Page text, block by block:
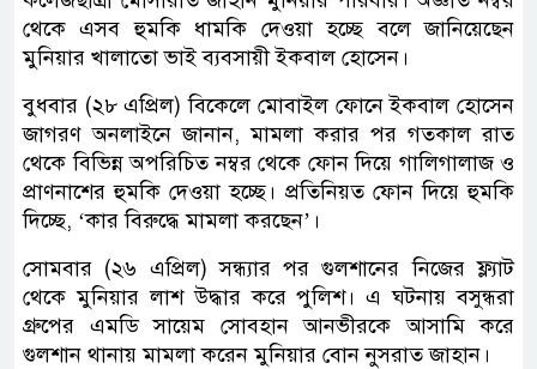
থেকে এসব হুমকি ধামকি দেওয়া হচ্ছে বলে জানিয়েছেন
মুনিয়ার খালাতো ভাই ব্যবসায়ী ইকবাল হোসেন।
বুধবার (২৮ এপ্রিল) বিকেলে মোবাইল ফোনে ইকবাল হোসেন
জাগরণ অনলাইনে জানান, মামলা করার পর গতকাল রাত
থেকে বিভিন্ন অপরিচিত নম্বর থেকে ফোন দিয়ে গালিগালাজ ও
প্রাণনাশের হুমকি দেওয়া হচ্ছে। প্রতিনিয়ত ফোন দিয়ে হুমকি
দিচ্ছে, ‘কার বিরুদ্ধে মামলা করছেন’।
সোমবার (২৬ এপ্রিল) সন্ধ্যার পর গুলশানের নিজের ফ্ল্যাট
থেকে মুনিয়ার লাশ উদ্ধার করে পুলিশ। এ ঘটনায় বসুন্ধরা
গ্রুপের এমডি সায়েম সোবহান আনভীরকে আসামি করে
গুলশান থানায় মামলা করেন মুনিয়ার বোন নুসরাত জাহান।